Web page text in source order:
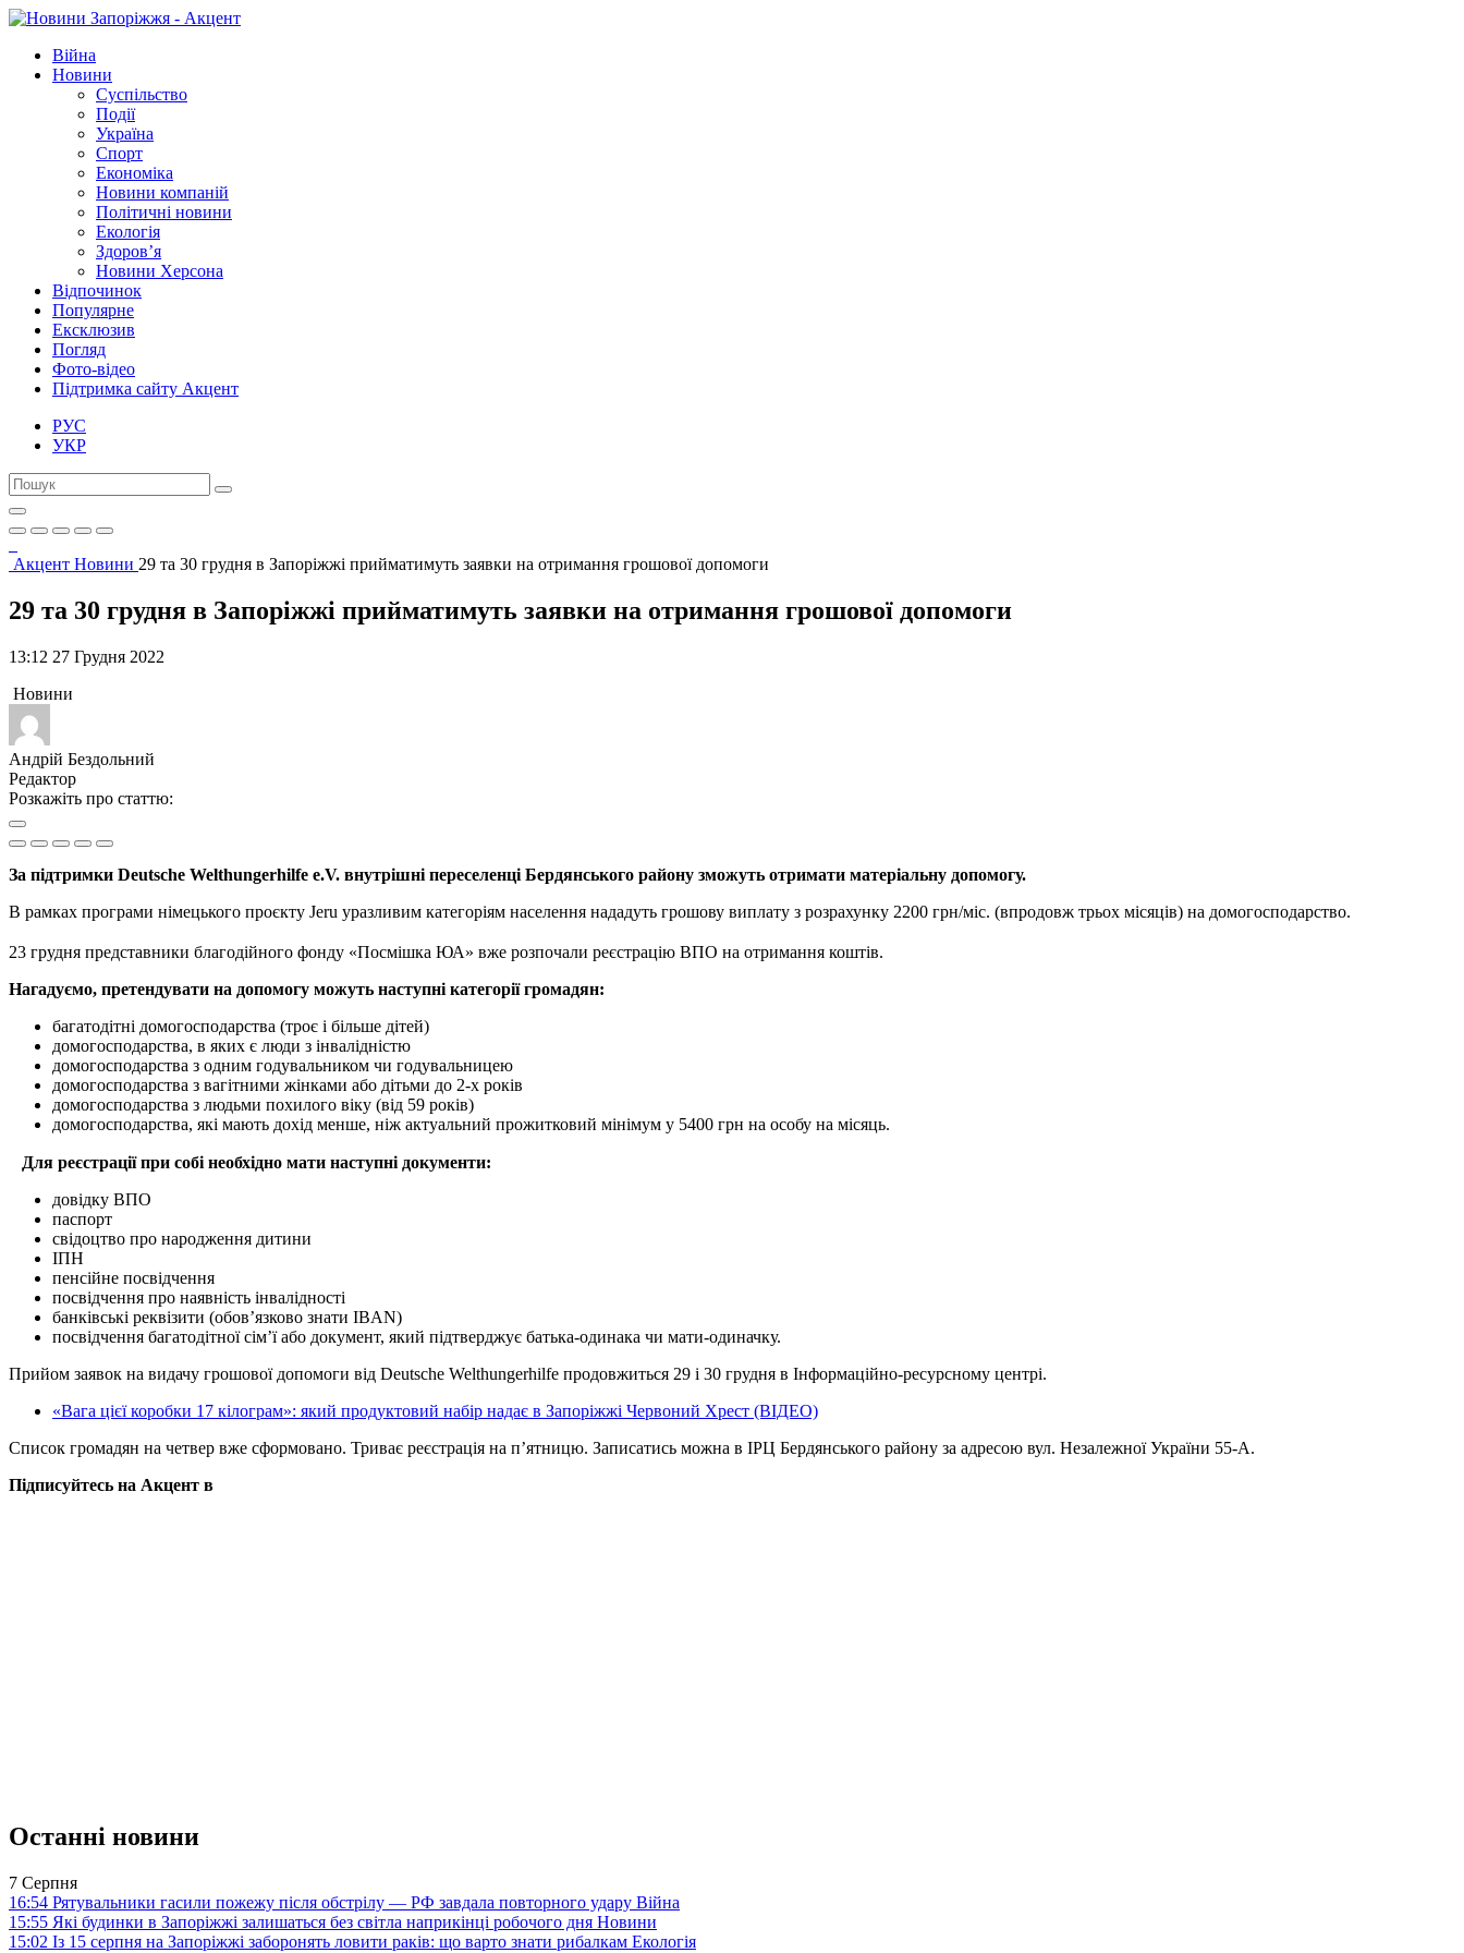
Війна
Новини
Суспільство
Події
Україна
Спорт
Економіка
Новини компаній
Політичні новини
Екологія
Здоров’я
Новини Херсона
Відпочинок
Популярне
Ексклюзив
Погляд
Фото-відео
Підтримка сайту Акцент
РУС
УКР
Акцент Новини 29 та 30 грудня в Запоріжжі прийматимуть заявки на отримання грошової допомоги
29 та 30 грудня в Запоріжжі прийматимуть заявки на отримання грошової допомоги
13:12 27 Грудня 2022
Новини
Андрій Бездольний
Редактор
Розкажіть про статтю:
За підтримки Deutsche Welthungerhilfe e.V. внутрішні переселенці Бердянського району зможуть отримати матеріальну допомогу.
В рамках програми німецького проєкту Jeru уразливим категоріям населення нададуть грошову виплату з розрахунку 2200 грн/міс. (впродовж трьох місяців) на домогосподарство.
23 грудня представники благодійного фонду «Посмішка ЮА» вже розпочали реєстрацію ВПО на отримання коштів.
Нагадуємо, претендувати на допомогу можуть наступні категорії громадян:
багатодітні домогосподарства (троє і більше дітей)
домогосподарства, в яких є люди з інвалідністю
домогосподарства з одним годувальником чи годувальницею
домогосподарства з вагітними жінками або дітьми до 2-х років
домогосподарства з людьми похилого віку (від 59 років)
домогосподарства, які мають дохід менше, ніж актуальний прожитковий мінімум у 5400 грн на особу на місяць.
Для реєстрації при собі необхідно мати наступні документи:
довідку ВПО
паспорт
свідоцтво про народження дитини
ІПН
пенсійне посвідчення
посвідчення про наявність інвалідності
банківські реквізити (обов’язково знати IBAN)
посвідчення багатодітної сім’ї або документ, який підтверджує батька-одинака чи мати-одиначку.
Прийом заявок на видачу грошової допомоги від Deutsche Welthungerhilfe продовжиться 29 і 30 грудня в Інформаційно-ресурсному центрі.
«Вага цієї коробки 17 кілограм»: який продуктовий набір надає в Запоріжжі Червоний Хрест (ВІДЕО)
Список громадян на четвер вже сформовано. Триває реєстрація на п’ятницю. Записатись можна в ІРЦ Бердянського району за адресою вул. Незалежної України 55-А.
Підписуйтесь на Акцент в
Останні новини
7 Серпня
16:54 Рятувальники гасили пожежу після обстрілу — РФ завдала повторного удару Війна
15:55 Які будинки в Запоріжжі залишаться без світла наприкінці робочого дня Новини
15:02 Із 15 серпня на Запоріжжі заборонять ловити раків: що варто знати рибалкам Екологія